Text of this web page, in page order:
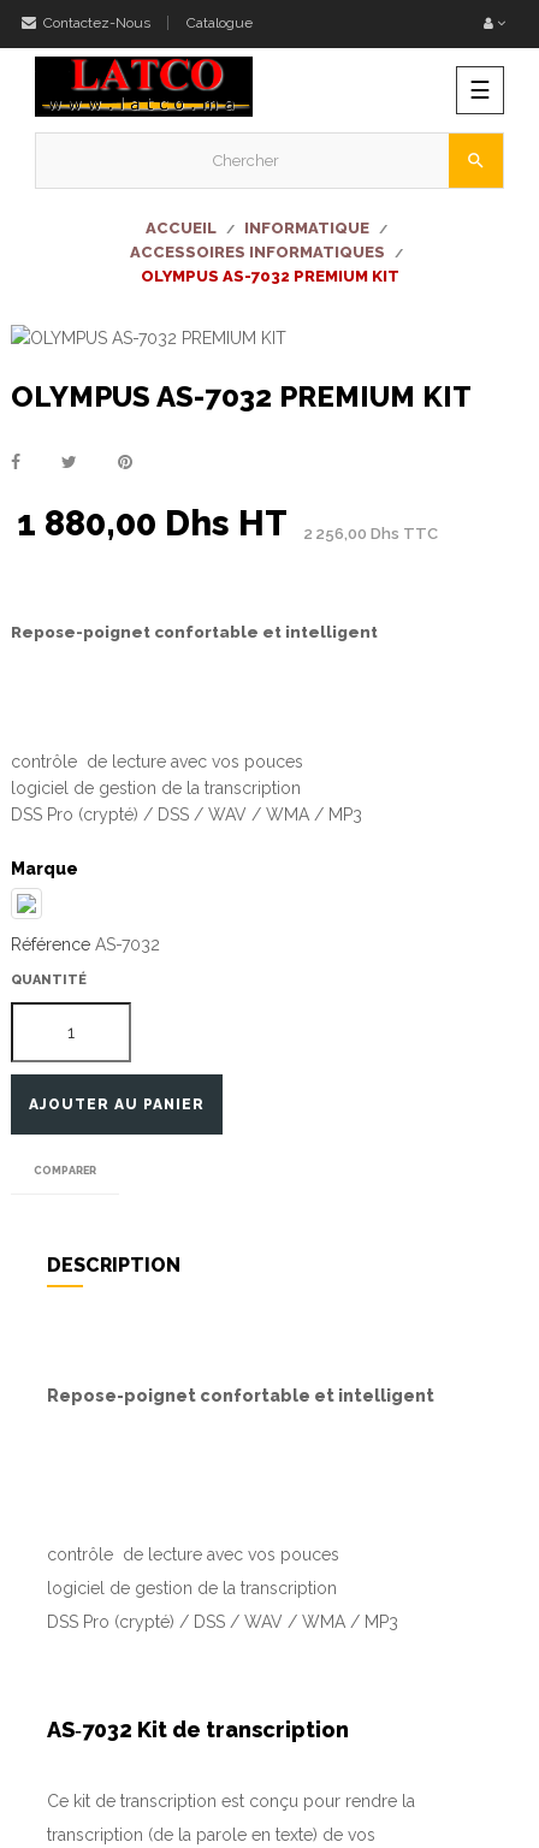
Contactez-Nous Catalogue
la
☰
search
ACCUEIL
INFORMATIQUE
ACCESSOIRES INFORMATIQUES
OLYMPUS AS-7032 PREMIUM KIT
OLYMPUS AS-7032 PREMIUM KIT
1 880,00 Dhs HT 2 256,00 Dhs TTC
Repose-poignet confortable et intelligent
contrôle de lecture avec vos pouces
logiciel de gestion de la transcription
DSS Pro (crypté) / DSS / WAV / WMA / MP3
Marque
Référence AS-7032
QUANTITÉ
AJOUTER AU PANIER
COMPARER
DESCRIPTION
Repose-poignet confortable et intelligent
contrôle de lecture avec vos pouces
logiciel de gestion de la transcription
DSS Pro (crypté) / DSS / WAV / WMA / MP3
AS‑7032 Kit de transcription
Ce kit de transcription est conçu pour rendre la
transcription (de la parole en texte) de vos